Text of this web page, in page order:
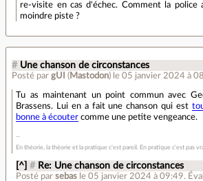
re-visite en cas d'échec. Comment la police
moindre piste ?
# Une chanson de circonstances
Posté par gUI ( Mastodon) le 05 janvier 2024 à
Tu as maintenant un point commun avec
Brassens. Lui en a fait une chanson qui est
bonne à écouter comme une petite vengeance.
En théorie, la théorie et la pratique c'est pareil. En pratique c'est pas
[^] # Re: Une chanson de circonstances
Posté parsebas le 05 janvier 2024 à 09:49.